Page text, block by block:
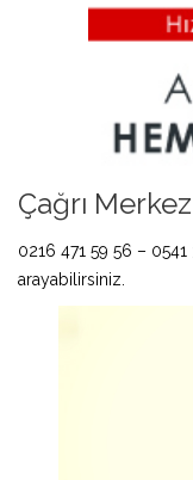
Çağrı
0216 471 59 56 –
arayabilirsiniz.